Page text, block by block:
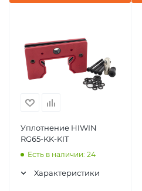
Уплотнение HIWIN
RG65-KK-KIT
Есть в наличии: 24
Характеристики